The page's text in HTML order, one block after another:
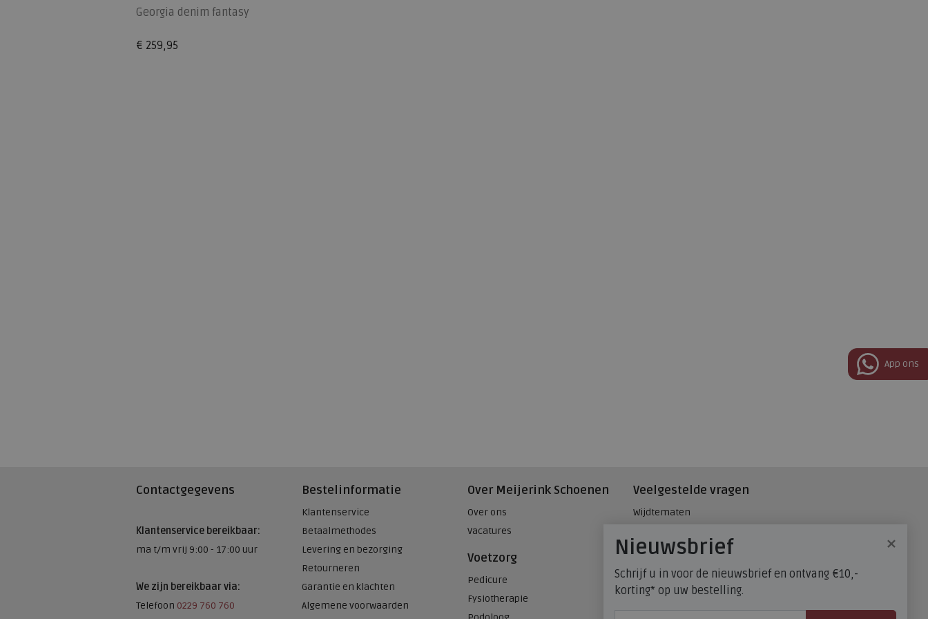
Georgia denim fantasy
€ 259,95
Contactgegevens
Klantenservice bereikbaar:
ma t/m vrij 9:00 - 17:00 uur
We zijn bereikbaar via:
Telefoon 0229 760 760
Bestelinformatie
Klantenservice
Betaalmethodes
Levering en bezorging
Retourneren
Garantie en klachten
Algemene voorwaarden
Over Meijerink Schoenen
Over ons
Vacatures
Voetzorg
Pedicure
Fysiotherapie
Veelgestelde vragen
Wijdtematen
Maatadvies, wat is mijn
schoenmaat?
FitFlop - maatadvies
App ons
×
Nieuwsbrief
Schrijf u in voor de nieuwsbrief en ontvang €10,-
korting* op uw bestelling.